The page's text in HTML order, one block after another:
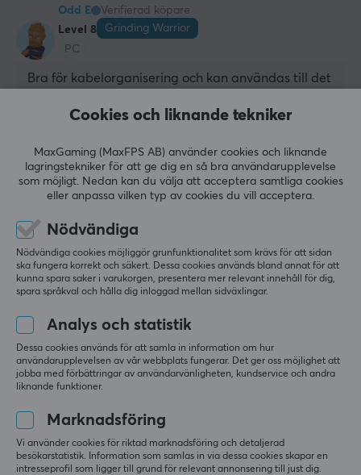
Odd E
Verifierad köpare
Level 8
Grinding Warrior
PC
Bra för kabelorganisering och kan användas till det
att fästa på
MaxMount Kabelhanteringssats - Kabelkit av Kabelhållare &amp; Kabelband
för 4 mån. sen
Hans Christian G
Level 20
Super Immortal
PC
storlek, rymmer strömkabeln och HDMI-DP samt
massor av USB.
Allt.
Ingen än så länge.
MaxMount Kabelhanteringssats - Kabelkit av Kabelhållare &amp; Kabelband
1 like
Cookies och liknande tekniker
MaxGaming (MaxFPS AB) använder cookies och liknande
lagringstekniker för att ge dig en så bra användarupplevelse
som möjligt. Nedan kan du välja att acceptera samtliga cookies
eller anpassa vilken typ av cookies du vill acceptera.
Nödvändiga
Nödvändiga cookies möjliggör grunfunktionalitet som krävs för att sidan
ska fungera korrekt och säkert. Dessa cookies används bland annat för att
kunna spara saker i varukorgen, presentera mer relevant innehåll för dig,
spara språkval och hålla dig inloggad mellan sidväxlingar.
Analys och statistik
Dessa cookies används för att samla in information om hur
användarupplevelsen av vår webbplats fungerar. Det ger oss möjlighet att
jobba med förbättringar av användarvänligheten, kundservice och andra
liknande funktioner.
Marknadsföring
Vi använder cookies för riktad marknadsföring och detaljerad
besökarstatistik. Information som samlas in via dessa cookies skapar en
intresseprofil som ligger till grund för relevant annonsering till just dig.